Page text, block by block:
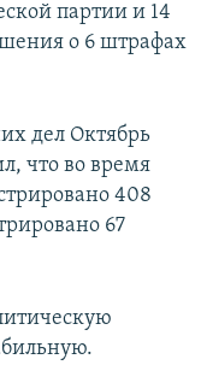
партии и 14
о 6 штрафах
дел Октябрь
что во время
408
67